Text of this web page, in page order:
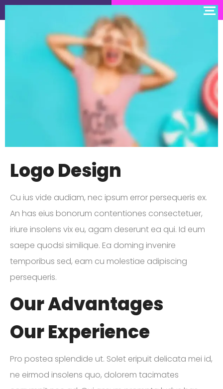
Logo Design
Cu ius vide audiam, nec ipsum error persequeris ex.
An has eius bonorum contentiones consectetuer,
iriure insolens vix eu, agam deserunt ea qui. Id eum
saepe quodsi similique. Ea doming invenire
temporibus sed, eam cu molestiae adipiscing
persequeris.
Our Advantages
Our Experience
Pro postea splendide ut. Solet eripuit delicata mei id,
ne eirmod insolens quo, dolorem tacimates